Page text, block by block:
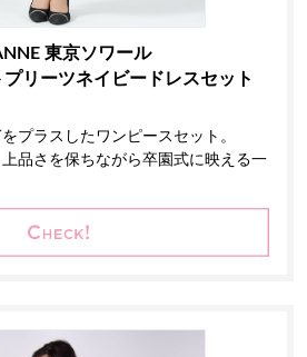
東京ソワール
リーツネイビードレスセット
プラスしたワンピースセット。
品さを保ちながら卒園式に映える一